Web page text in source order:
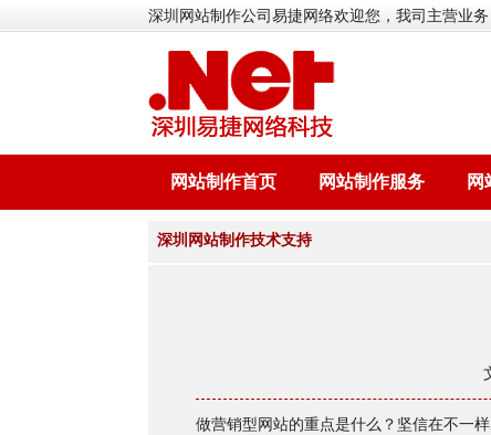
深圳网站制作公司易捷网络欢迎您，我司主营业
网站制作首页 网站制作服务 网
深圳网站制作技术支持
做营销型网站的重点是什么？坚信在不一